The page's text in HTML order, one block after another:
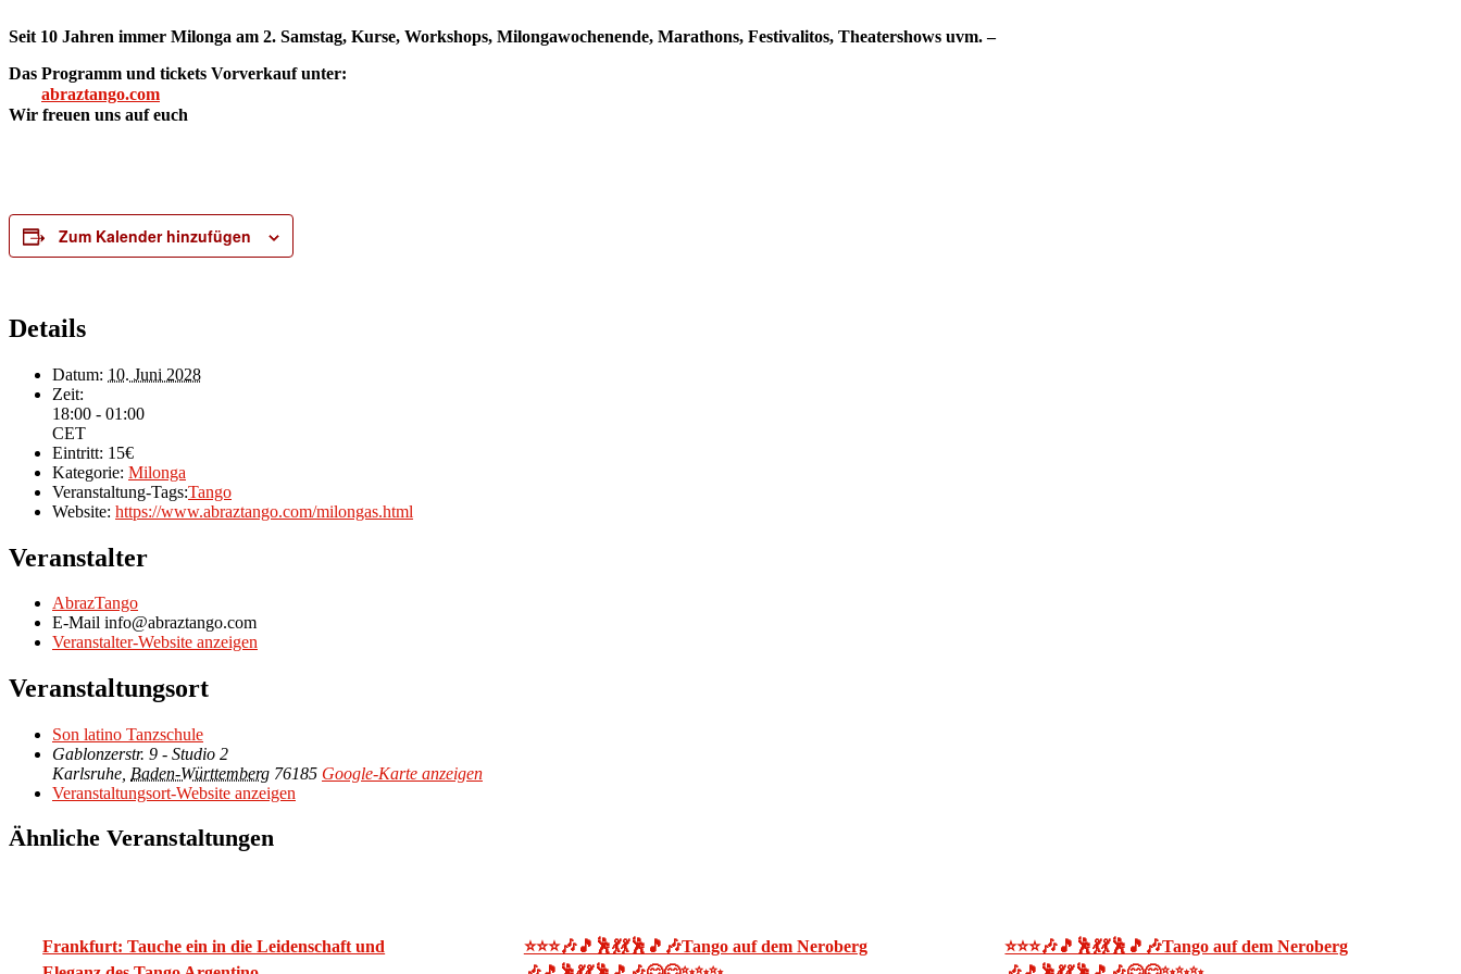
Seit 10 Jahren immer Milonga am 2. Samstag, Kurse, Workshops, Milongawochenende, Marathons, Festivalitos, Theatershows uvm. –
Das Programm und tickets Vorverkauf unter:
abraztango.com
Wir freuen uns auf euch
Zum Kalender hinzufügen
Details
Datum: 10. Juni 2028
Zeit:
18:00 - 01:00
CET
Eintritt: 15€
Kategorie: Milonga
Veranstaltung-Tags:Tango
Website: https://www.abraztango.com/milongas.html
Veranstalter
AbrazTango
E-Mail info@abraztango.com
Veranstalter-Website anzeigen
Veranstaltungsort
Son latino Tanzschule
Gablonzerstr. 9 - Studio 2
Karlsruhe Baden-Württemberg 76185 Google-Karte anzeigen
Veranstaltungsort-Website anzeigen
Ähnliche Veranstaltungen
Frankfurt: Tauche ein in die Leidenschaft und
⭐⭐⭐🎶🎵🕺💃💃🕺🎵🎶Tango auf dem Neroberg
⭐⭐⭐🎶🎵🕺💃💃🕺🎵🎶Tango auf dem Neroberg